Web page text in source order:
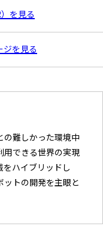
を見る
ジを見る
の難しかった環境中
用できる世界の実現
をハイブリッドし
ットの開発を主眼と